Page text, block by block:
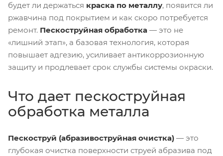
будет ли держаться краска по металлу, появится ли
ржавчина под покрытием и как скоро потребуется
ремонт. Пескоструйная обработка — это не
«лишний этап», а базовая технология, которая
повышает адгезию, усиливает антикоррозионную
защиту и продлевает срок службы системы окраски.
Что дает пескоструйная
обработка металла
Пескоструй (абразивоструйная очистка) — это
глубокая очистка поверхности струей абразива под